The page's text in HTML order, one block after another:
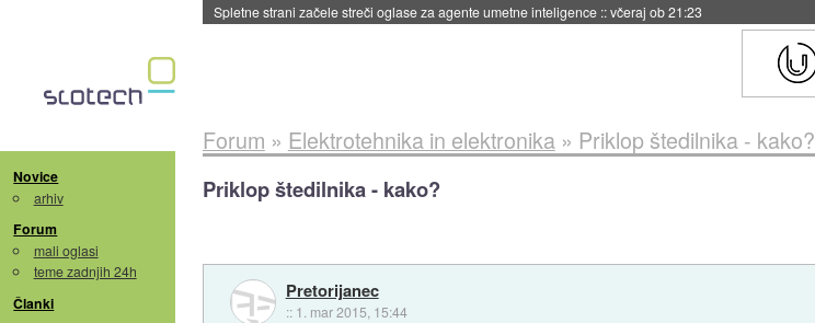
Spletne strani začele streči oglase za agente umetne inteligence ::včeraj ob 21:23
Novice
arhiv
Forum
mali oglasi
teme zadnjih 24h
Članki
Forum » Elektrotehnika in elektronika» Priklop štedilnika - kako?
Priklop štedilnika - kako?
Pretorijanec
:: 1. mar 2015, 15:44